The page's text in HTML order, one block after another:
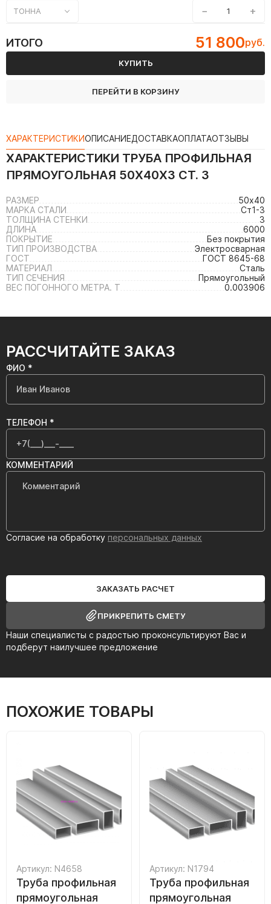
ТОННА − +
ИТОГО 51 800руб.
КУПИТЬ
ПЕРЕЙТИ В КОРЗИНУ
ХАРАКТЕРИСТИКИОПИСАНИЕДОСТАВКАОПЛАТАОТЗЫВЫ
ХАРАКТЕРИСТИКИ ТРУБА ПРОФИЛЬНАЯ
ПРЯМОУГОЛЬНАЯ 50Х40Х3 СТ. 3
РАЗМЕР
50х40
МАРКА СТАЛИ
Ст1-3
ТОЛЩИНА СТЕНКИ
3
ДЛИНА
6000
ПОКРЫТИЕ
Без покрытия
ТИП ПРОИЗВОДСТВА
Электросварная
ГОСТ
ГОСТ 8645-68
МАТЕРИАЛ
Сталь
ТИП СЕЧЕНИЯ
Прямоугольный
ВЕС ПОГОННОГО МЕТРА. Т
0.003906
РАССЧИТАЙТЕ ЗАКАЗ
Наши специалисты с радостью проконсультируют Вас и
подберут наилучшее предложение
ФИО *
ТЕЛЕФОН *
КОММЕНТАРИЙ
Согласие на обработку персональных данных
ЗАКАЗАТЬ РАСЧЕТ
ПРИКРЕПИТЬ СМЕТУ
ПОХОЖИЕ ТОВАРЫ
Артикул: N4658
Труба профильная
прямоугольная
Артикул: N1794
Труба профильная
прямоугольная